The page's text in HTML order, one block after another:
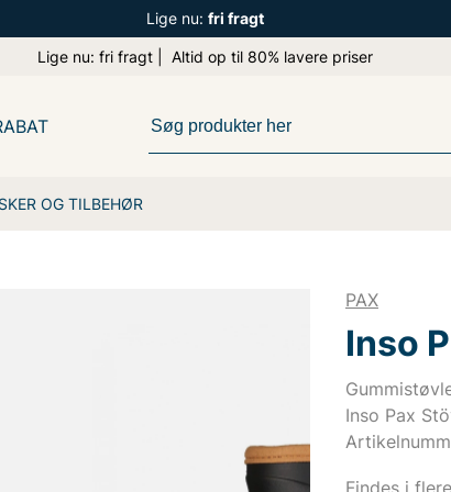
Lige nu: fri fragt
Lige nu: fri fragt | Altid op til 80% lavere priser
OG TILBEHØR
PAX
Inso
Inso Pax
Findes i